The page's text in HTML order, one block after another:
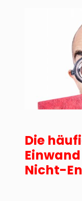
Die
Nicht-